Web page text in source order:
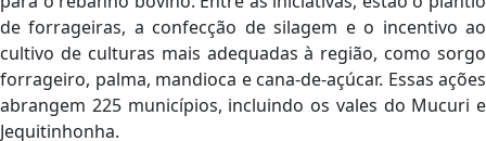
de forrageiras, a confecção de silagem e o incentivo ao
cultivo de culturas mais adequadas à região, como sorgo
forrageiro, palma, mandioca e cana-de-açúcar. Essas ações
abrangem 225 municípios, incluindo os vales do Mucuri e
Jequitinhonha.